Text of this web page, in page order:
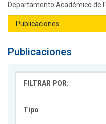
Departamento Académico de
Publicaciones
FILTRAR POR:
Tipo